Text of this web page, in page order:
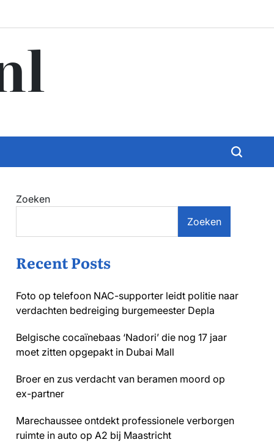
Zoeken
Zoeken
Recent Posts
Foto op telefoon NAC-supporter leidt politie naar
verdachten bedreiging burgemeester Depla
Belgische cocaïnebaas ‘Nadori’ die nog 17 jaar
moet zitten opgepakt in Dubai Mall
Broer en zus verdacht van beramen moord op
ex-partner
Marechaussee ontdekt professionele verborgen
ruimte in auto op A2 bij Maastricht